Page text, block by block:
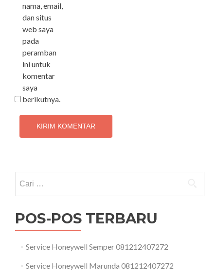
nama, email,
dan situs
web saya
pada
peramban
ini untuk
komentar
saya
berikutnya.
untuk:
POS-POS TERBARU
Service Honeywell Semper 081212407272
Service Honeywell Marunda 081212407272